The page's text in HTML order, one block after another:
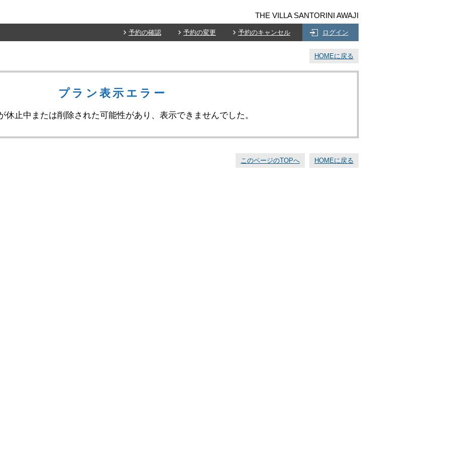
THE VILLA SANTORINI AWAJI
予約の確認 予約の変更 予約のキャンセル ログイン
HOMEに戻る
プラン表示エラー
休止中または削除された可能性があり、表示できませんでした。
このページのTOPへ HOMEに戻る